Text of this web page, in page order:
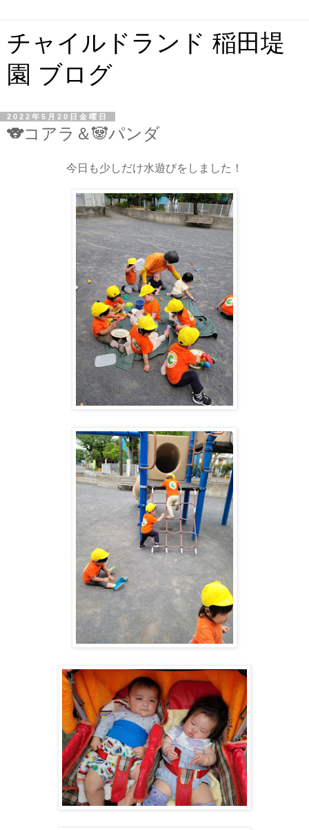
チャイルドランド 稲田堤
園 ブログ
2022年5月20日金曜日
🐨コアラ＆🐼パンダ
今日も少しだけ水遊びをしました！